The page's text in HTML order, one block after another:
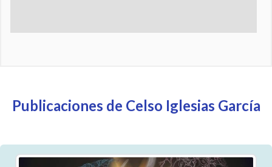
Publicaciones de Celso Iglesias García